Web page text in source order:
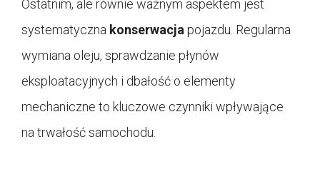
Ostatnim, ale równie ważnym aspektem jest
systematyczna konserwacja pojazdu. Regularna
wymiana oleju, sprawdzanie płynów
eksploatacyjnych i dbałość o elementy
mechaniczne to kluczowe czynniki wpływające
na trwałość samochodu.